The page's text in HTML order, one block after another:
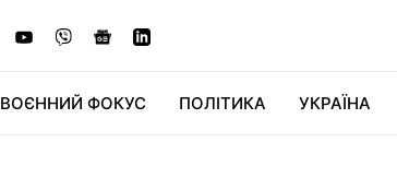
ВОЄННИЙ ФОКУС ПОЛІТИКА УКРАЇНА